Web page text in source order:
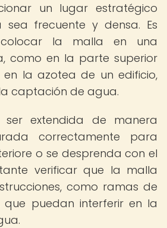
un lugar estratégico
frecuente y densa. Es
colocar la malla en una
como en la parte superior
la azotea de un edificio,
captación de agua.
extendida de manera
correctamente para
o se desprenda con el
verificar que la malla
como ramas de
que puedan interferir en la